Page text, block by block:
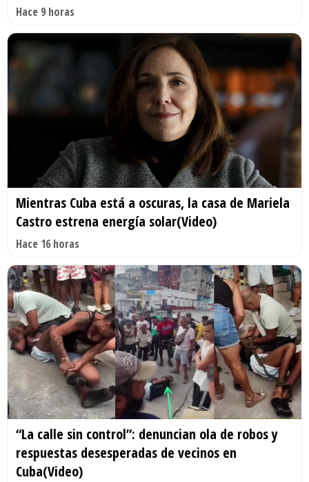
Hace 9 horas
Mientras Cuba está a oscuras, la casa de Mariela
Castro estrena energía solar(Video)
Hace 16 horas
“La calle sin control”: denuncian ola de robos y
respuestas desesperadas de vecinos en
Cuba(Video)